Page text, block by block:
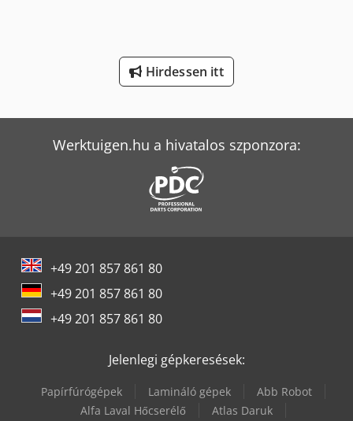
Man L 2000
Mercedes-Benz Atego
Mercedes-Benz Unimog 400
Tec Freetec
Tec Rotec
Hirdessen itt
Werktuigen.hu a hivatalos szponzora:
+49 201 857 861 80
+49 201 857 861 80
+49 201 857 861 80
Jelenlegi gépkeresések:
Papírfúrógépek Lamináló gépek
Abb Robot
Alfa Laval Hőcserélő
Atlas Daruk